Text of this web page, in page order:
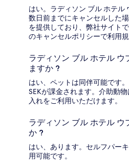
はい。ラディソン ブル ホテ
数日前までにキャンセルした
を提供しており、弊社サイト
のキャンセルポリシーで利用
ラディソン ブル ホテル ウ
ますか ?
はい、ペットは同伴可能です
SEKが課金されます。介助動
入れをご利用いただけます。
ラディソン ブル ホテル
か ?
はい、あります。セルフパー
用可能です。